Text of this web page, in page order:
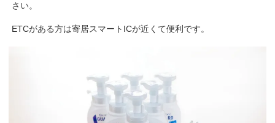
さい。
ETCがある方は寄居スマートICが近くて便利です。